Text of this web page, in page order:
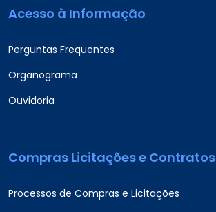
Acesso à Informação
Perguntas Frequentes
Organograma
Ouvidoria
Compras Licitações e Contratos
Processos de Compras e Licitações